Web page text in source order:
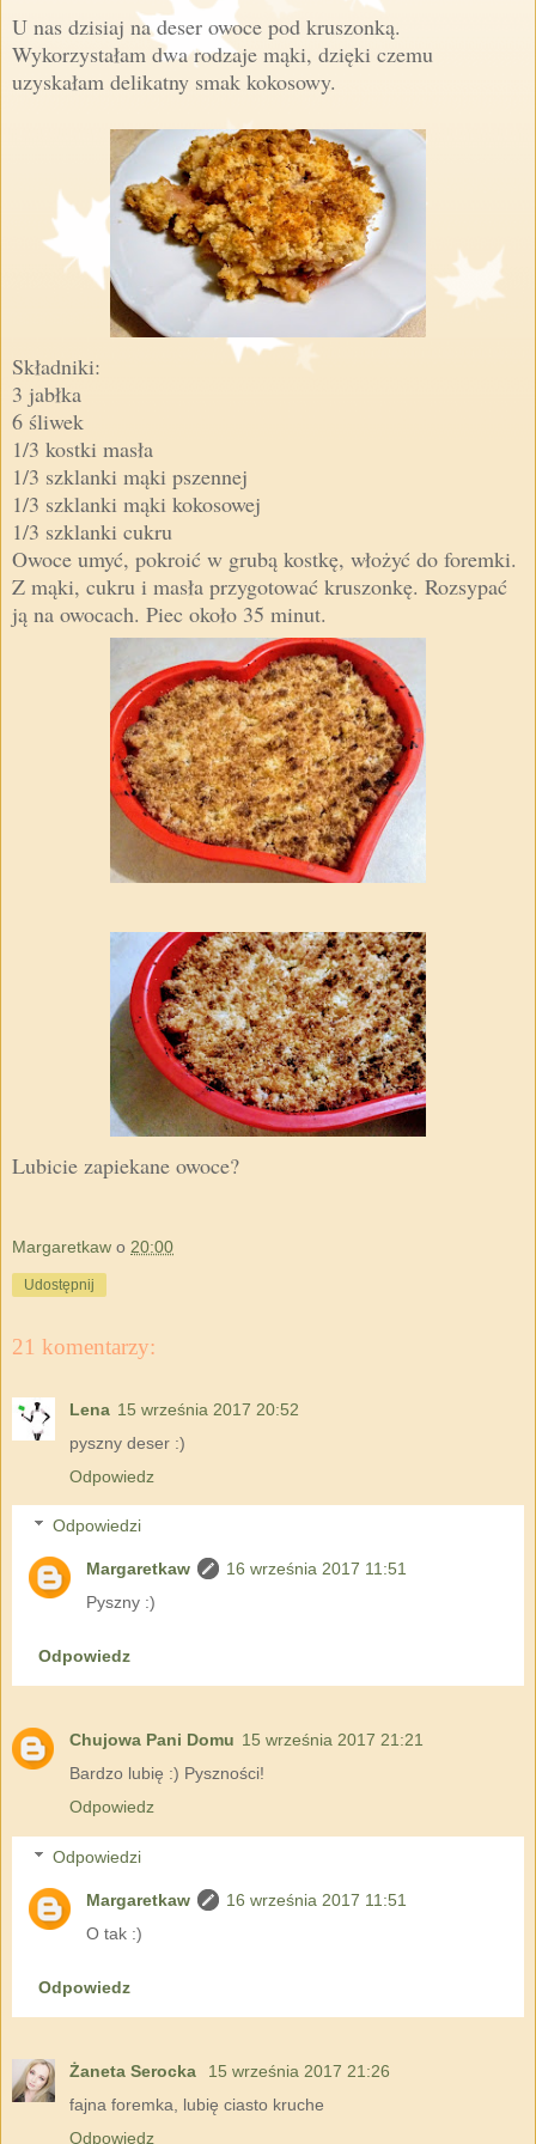
U nas dzisiaj na deser owoce pod kruszonką.
Wykorzystałam dwa rodzaje mąki, dzięki czemu
uzyskałam delikatny smak kokosowy.
Składniki:
3 jabłka
6 śliwek
1/3 kostki masła
1/3 szklanki mąki pszennej
1/3 szklanki mąki kokosowej
1/3 szklanki cukru
Owoce umyć, pokroić w grubą kostkę, włożyć do foremki.
Z mąki, cukru i masła przygotować kruszonkę. Rozsypać
ją na owocach. Piec około 35 minut.
Lubicie zapiekane owoce?
Margaretkaw o 20:00
Udostępnij
21 komentarzy:
Lena 15 września 2017 20:52
pyszny deser :)
Odpowiedz
Odpowiedzi
Margaretkaw
16 września 2017 11:51
Pyszny :)
Odpowiedz
Chujowa Pani Domu 15 września 2017 21:21
Bardzo lubię :) Pyszności!
Odpowiedz
Odpowiedzi
Margaretkaw
16 września 2017 11:51
O tak :)
Odpowiedz
Żaneta Serocka
15 września 2017 21:26
fajna foremka, lubię ciasto kruche
Odpowiedz